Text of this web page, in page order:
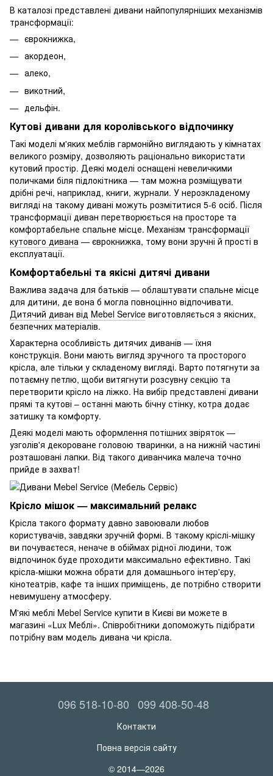
В каталозі представлені дивани найпопулярніших механізмів
трансформації:
єврокнижка,
акордеон,
алеко,
викотний,
дельфін.
Кутові дивани для королівського відпочинку
Такі моделі м'яких меблів гармонійно виглядають у кімнатах
великого розміру, дозволяють раціонально використати
кутовий простір. Деякі моделі оснащені невеличкими
поличками біля підлокітника — там можна розміщувати
дрібні речі, наприклад, книги, журнали. У нерозкладеному
вигляді на такому дивані можуть розмітитися 5-6 осіб. Після
трансформації диван перетворюється на просторе та
комфортабельне спальне місце. Механізм трансформації
кутового дивана — єврокнижка, тому вони зручні й прості в
експлуатації.
Комфортабельні та якісні дитячі дивани
Важлива задача для батьків — облаштувати спальне місце
для дитини, де вона б могла повноцінно відпочивати.
Дитячий диван від Mebel Service виготовляється з якісних,
безпечних матеріалів.
Характерна особливість дитячих диванів — їхня
конструкція. Вони мають вигляд зручного та просторого
крісла, але тільки у складеному вигляді. Варто потягнути за
потаємну петлю, щоби витягнути розсувну секцію та
перетворити крісло на ліжко. На вибір представлені дивани
прямі та кутові – останні мають бічну стінку, котра додає
затишку та комфорту.
Деякі моделі мають оформлення потішних звіряток —
узголів'я декороване головою тваринки, а на нижній частині
розташовані лапки. Від такого диванчика малеча точно
прийде в захват!
Крісло мішок — максимальний релакс
Крісла такого формату давно завоювали любов
користувачів, завдяки зручній формі. В такому кріслі-мішку
ви почуваєтеся, неначе в обіймах рідної людини, тож
відпочинок буде проходити максимально ефективно. Такі
крісла-мішки можна обрати для домашнього інтер'єру,
кінотеатрів, кафе та інших приміщень, де потрібно створити
невимушену атмосферу.
М'які меблі Mebel Service купити в Києві ви можете в
магазині «Lux Меблі». Співробітники допоможуть підібрати
потрібну вам модель дивана чи крісла.
096 518-10-80 099 408-50-48
Контакти
Повна версія сайту
© 2014—2026